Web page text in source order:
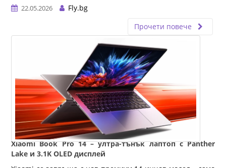
22.05.2026
Fly.bg
Прочети повече
Xiaomi Book Pro 14 – ултра-тънък лаптоп с Panther
Lake и 3.1K OLED дисплей